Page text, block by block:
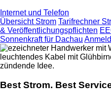
Internet und Telefon
Übersicht Strom Tarifrechner
& Veröffentlichungspflichten
Sonnenkraft für Dachau
Best Strom. Best